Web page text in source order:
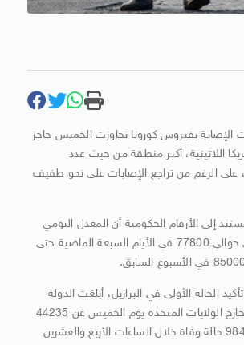
الإصابة بفيروس كورونا تجاوزت الخميس حاجز
اللاتينية، أكبر منطقة من حيث عدد
على الرغم من تراجع الإصابات على نحو طفيف
إلى الأرقام الحكومية أن المعدل اليومي
للحالات انخفض إلى حوالي 77800 في الأيام السبعة الماضية حتى
الحالة الأولى في البرازيل، أبلغت الدولة
التي بها أسوأ تفش خارج الولايات المتحدة يوم الخميس عن 44235
حالة إصابة جديدة و984 حالة وفاة خلال الساعات الأربع والعشرين